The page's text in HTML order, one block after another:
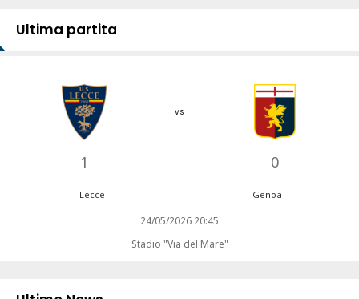
Ultima partita
1
vs
0
Lecce Genoa
24/05/2026 20:45
Stadio "Via del Mare"